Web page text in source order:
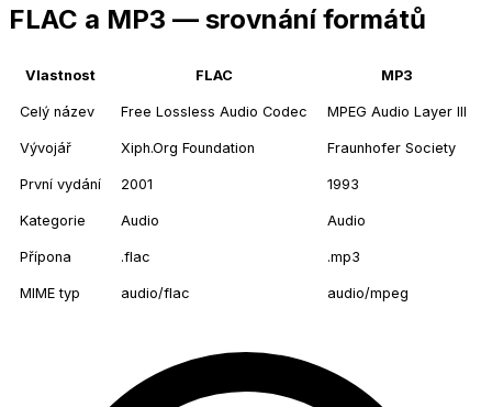
FLAC a MP3 — srovnání formátů
Vlastnost FLAC MP3
Celý název Free Lossless Audio Codec MPEG Audio Layer III
Vývojář Xiph.Org Foundation Fraunhofer Society
První vydání 2001 1993
Kategorie Audio Audio
Přípona .flac .mp3
MIME typ audio/flac audio/mpeg